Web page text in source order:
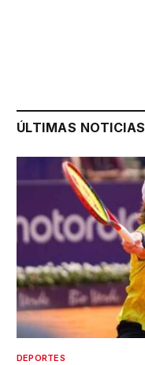
ÚLTIMAS NOTICIAS
DEPORTES